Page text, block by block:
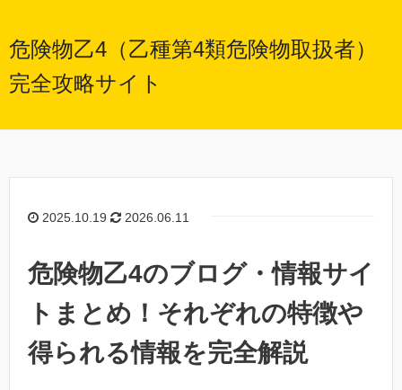
危険物乙4（乙種第4類危険物取扱者）
完全攻略サイト
2025.10.19 2026.06.11
危険物乙4のブログ・情報サイ
トまとめ！それぞれの特徴や
得られる情報を完全解説